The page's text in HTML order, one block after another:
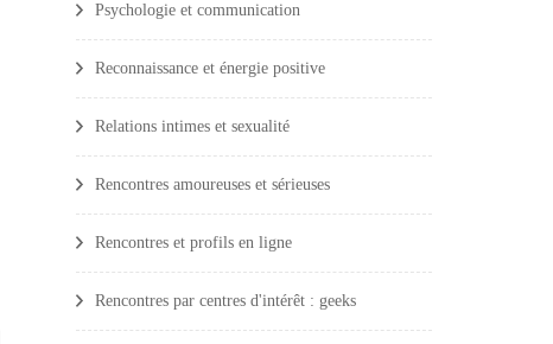
Psychologie et communication
Reconnaissance et énergie positive
Relations intimes et sexualité
Rencontres amoureuses et sérieuses
Rencontres et profils en ligne
Rencontres par centres d'intérêt : geeks